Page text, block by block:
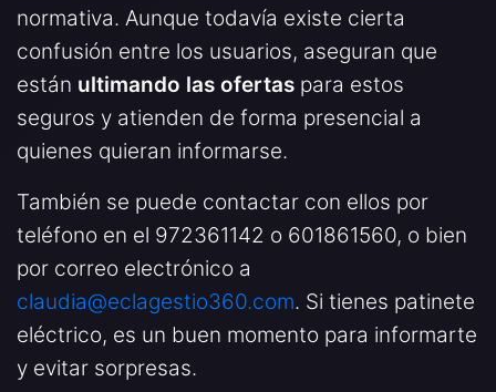
normativa. Aunque todavía existe cierta
confusión entre los usuarios, aseguran que
están ultimando las ofertas para estos
seguros y atienden de forma presencial a
quienes quieran informarse.
También se puede contactar con ellos por
teléfono en el 972361142 o 601861560, o bien
por correo electrónico a
claudia@eclagestio360.com. Si tienes patinete
eléctrico, es un buen momento para informarte
y evitar sorpresas.